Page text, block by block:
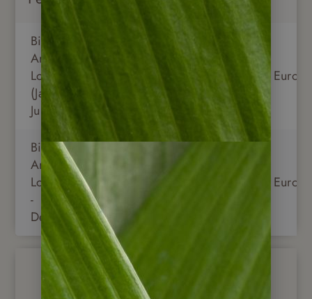
Birding
Arara Eco
Lodge
(Januar -
Juni)
1.395 Euro 1.395 Euro
Birding
Arara Eco
Lodge (Juli
-
Dezember)
1.695 Euro 1.695 Euro
Im Preis enthalten